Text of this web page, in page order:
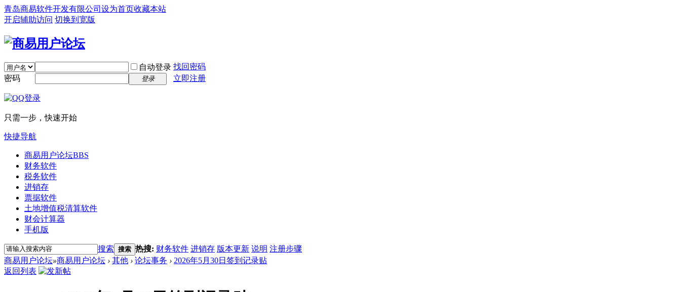
青岛商易软件开发有限公司 设为首页收藏本站
开启辅助访问 切换到宽版
自动登录 找回密码
密码
登录 立即注册
只需一步，快速开始
快捷导航
商易用户论坛BBS
财务软件
税务软件
进销存
票据软件
土地增值税清算软件
财会计算器
手机版
搜索 搜索 热搜: 财务软件 进销存 版本更新 说明 注册步骤
商易用户论坛»商易用户论坛 › 其他 › 论坛事务 › 2026年5月30日签到记录贴
返回列表